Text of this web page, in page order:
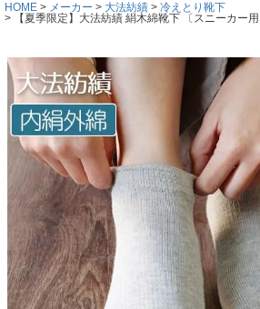
HOME
メーカー 大法紡績
冷えとり靴下
【夏季限定】大法紡績 絹木綿靴下 〔スニーカー